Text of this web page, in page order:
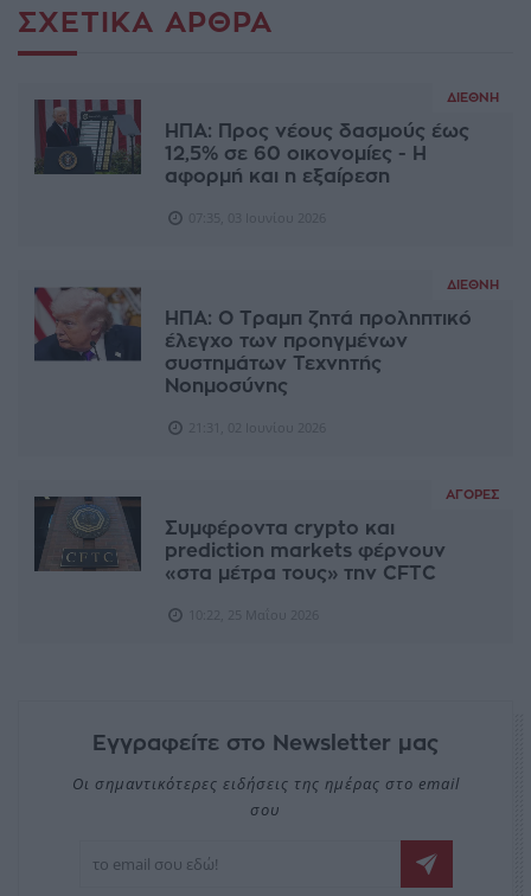
ΣΧΕΤΙΚΆ ΆΡΘΡΑ
ΔΙΕΘΝΉ
ΗΠΑ: Προς νέους δασμούς έως
12,5% σε 60 οικονομίες - Η
αφορμή και η εξαίρεση
ΔΙΕΘΝΉ
ΗΠΑ: Ο Τραμπ ζητά προληπτικό
έλεγχο των προηγμένων
συστημάτων Τεχνητής
Νοημοσύνης
ΑΓΟΡΈΣ
Συμφέροντα crypto και
prediction markets φέρνουν
«στα μέτρα τους» την CFTC
Εγγραφείτε στο Newsletter μας
Οι σημαντικότερες ειδήσεις της ημέρας στο email
σου